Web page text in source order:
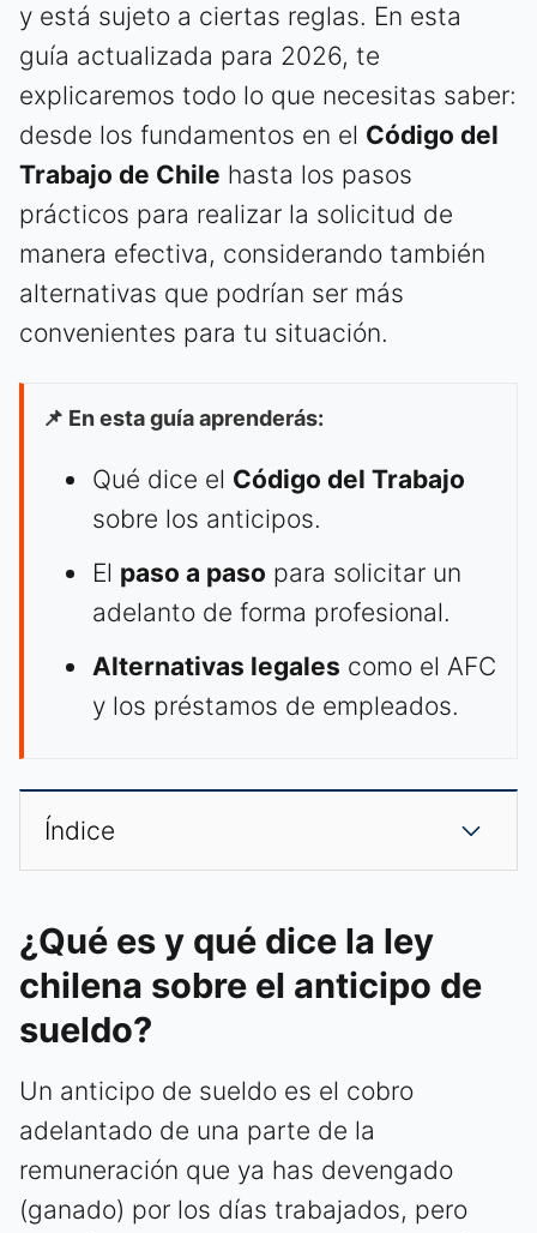
y está sujeto a ciertas reglas. En esta
guía actualizada para 2026, te
explicaremos todo lo que necesitas saber:
desde los fundamentos en el Código del
Trabajo de Chile hasta los pasos
prácticos para realizar la solicitud de
manera efectiva, considerando también
alternativas que podrían ser más
convenientes para tu situación.
📌 En esta guía aprenderás:
Qué dice el Código del Trabajo
sobre los anticipos.
El paso a paso para solicitar un
adelanto de forma profesional.
Alternativas legales como el AFC
y los préstamos de empleados.
Índice
¿Qué es y qué dice la ley
chilena sobre el anticipo de
sueldo?
Un anticipo de sueldo es el cobro
adelantado de una parte de la
remuneración que ya has devengado
(ganado) por los días trabajados, pero